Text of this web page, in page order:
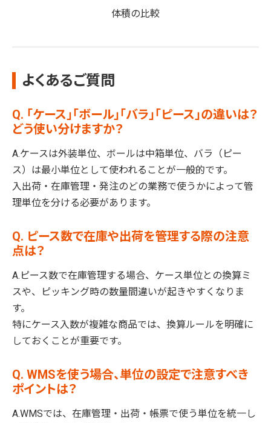
体積の比較
よくあるご質問
Q. 「ケース」「ボール」「バラ」「ピース」の違いは？
どう使い分けますか？
A.ケースは外装単位、ボールは中箱単位、バラ（ピー
ス）は最小単位として使われることが一般的です。
入出荷・在庫管理・発注のどの業務で使うかによって管
理単位を分ける必要があります。
Q. ピース数で在庫や出荷を管理する際の注意
点は？
A.ピース数で在庫管理する場合、ケース単位との換算ミ
スや、ピッキング時の数量間違いが起きやすくなりま
す。
特にケース入数が複雑な商品では、換算ルールを明確に
しておくことが重要です。
Q. WMSを使う場合、単位の設定で注意すべき
ポイントは？
A.WMSでは、在庫管理・出荷・帳票で使う単位を統一し